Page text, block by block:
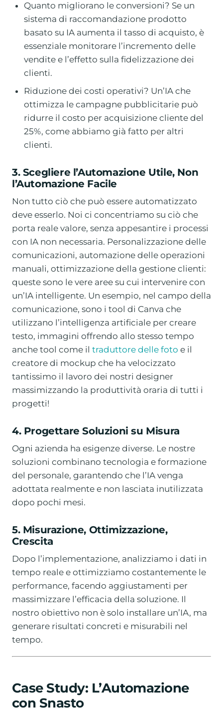
Quanto migliorano le conversioni? Se un
sistema di raccomandazione prodotto
basato su IA aumenta il tasso di acquisto, è
essenziale monitorare l’incremento delle
vendite e l’effetto sulla fidelizzazione dei
clienti.
Riduzione dei costi operativi? Un’IA che
ottimizza le campagne pubblicitarie può
ridurre il costo per acquisizione cliente del
25%, come abbiamo già fatto per altri
clienti.
3. Scegliere l’Automazione Utile, Non
l’Automazione Facile
Non tutto ciò che può essere automatizzato
deve esserlo. Noi ci concentriamo su ciò che
porta reale valore, senza appesantire i processi
con IA non necessaria. Personalizzazione delle
comunicazioni, automazione delle operazioni
manuali, ottimizzazione della gestione clienti:
queste sono le vere aree su cui intervenire con
un’IA intelligente. Un esempio, nel campo della
comunicazione, sono i tool di Canva che
utilizzano l’intelligenza artificiale per creare
testo, immagini offrendo allo stesso tempo
anche tool come il traduttore delle foto e il
creatore di mockup che ha velocizzato
tantissimo il lavoro dei nostri designer
massimizzando la produttività oraria di tutti i
progetti!
4. Progettare Soluzioni su Misura
Ogni azienda ha esigenze diverse. Le nostre
soluzioni combinano tecnologia e formazione
del personale, garantendo che l’IA venga
adottata realmente e non lasciata inutilizzata
dopo pochi mesi.
5. Misurazione, Ottimizzazione,
Crescita
Dopo l’implementazione, analizziamo i dati in
tempo reale e ottimizziamo costantemente le
performance, facendo aggiustamenti per
massimizzare l’efficacia della soluzione. Il
nostro obiettivo non è solo installare un’IA, ma
generare risultati concreti e misurabili nel
tempo.
Case Study: L’Automazione
con Snasto